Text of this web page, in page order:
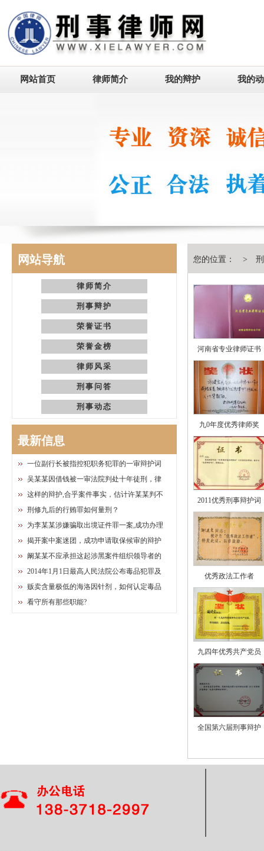
网站首页 律师简介 我的辩护 我的
网站导航
律师简介
刑事辩护
荣誉证书
荣誉金榜
律师风采
刑事问答
刑事动态
最新信息
一位副行长被指控犯职务犯罪的一审辩护词
吴某某因借钱被一审法院判处十年徒刑，律
这样的辩护,合乎案件事实，估计许某某判不
刑修九后的行贿罪如何量刑？
为李某某涉嫌骗取出境证件罪一案,成功办理
揭开案中案迷团，成功申请取保候审的辩护
阚某某不应承担这起涉黑案件组织领导者的
2014年1月1日最高人民法院公布毒品犯罪及
贩卖含量极低的海洛因针剂，如何认定毒品
看守所有那些职能?
您的位置： >
河南省专业律师证书
九0年度优秀律师奖
2011优秀刑事辩护词
优秀政法工作者
九四年优秀共产党员
全国第六届刑事辩护